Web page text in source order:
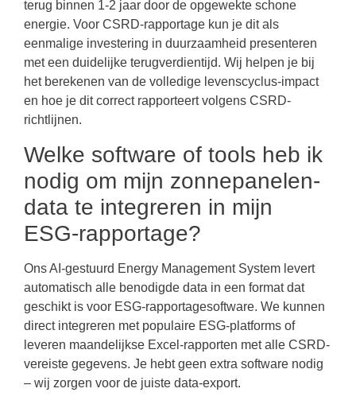
terug binnen 1-2 jaar door de opgewekte schone
energie. Voor CSRD-rapportage kun je dit als
eenmalige investering in duurzaamheid presenteren
met een duidelijke terugverdientijd. Wij helpen je bij
het berekenen van de volledige levenscyclus-impact
en hoe je dit correct rapporteert volgens CSRD-
richtlijnen.
Welke software of tools heb ik
nodig om mijn zonnepanelen-
data te integreren in mijn
ESG-rapportage?
Ons AI-gestuurd Energy Management System levert
automatisch alle benodigde data in een format dat
geschikt is voor ESG-rapportagesoftware. We kunnen
direct integreren met populaire ESG-platforms of
leveren maandelijkse Excel-rapporten met alle CSRD-
vereiste gegevens. Je hebt geen extra software nodig
– wij zorgen voor de juiste data-export.